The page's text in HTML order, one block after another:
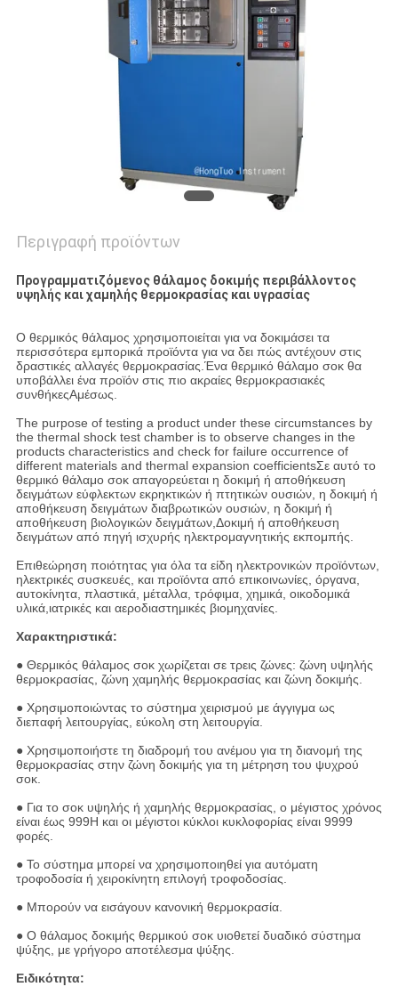
Περιγραφή προϊόντων
Προγραμματιζόμενος θάλαμος δοκιμής περιβάλλοντος
υψηλής και χαμηλής θερμοκρασίας και υγρασίας
Ο θερμικός θάλαμος χρησιμοποιείται για να δοκιμάσει τα
περισσότερα εμπορικά προϊόντα για να δει πώς αντέχουν στις
δραστικές αλλαγές θερμοκρασίας.Ένα θερμικό θάλαμο σοκ θα
υποβάλλει ένα προϊόν στις πιο ακραίες θερμοκρασιακές
συνθήκεςΑμέσως.
The purpose of testing a product under these circumstances by
the thermal shock test chamber is to observe changes in the
products characteristics and check for failure occurrence of
different materials and thermal expansion coefficientsΣε αυτό το
θερμικό θάλαμο σοκ απαγορεύεται η δοκιμή ή αποθήκευση
δειγμάτων εύφλεκτων εκρηκτικών ή πτητικών ουσιών, η δοκιμή ή
αποθήκευση δειγμάτων διαβρωτικών ουσιών, η δοκιμή ή
αποθήκευση βιολογικών δειγμάτων,Δοκιμή ή αποθήκευση
δειγμάτων από πηγή ισχυρής ηλεκτρομαγνητικής εκπομπής.
Επιθεώρηση ποιότητας για όλα τα είδη ηλεκτρονικών προϊόντων,
ηλεκτρικές συσκευές, και προϊόντα από επικοινωνίες, όργανα,
αυτοκίνητα, πλαστικά, μέταλλα, τρόφιμα, χημικά, οικοδομικά
υλικά,ιατρικές και αεροδιαστημικές βιομηχανίες.
Χαρακτηριστικά:
● Θερμικός θάλαμος σοκ χωρίζεται σε τρεις ζώνες: ζώνη υψηλής
θερμοκρασίας, ζώνη χαμηλής θερμοκρασίας και ζώνη δοκιμής.
● Χρησιμοποιώντας το σύστημα χειρισμού με άγγιγμα ως
διεπαφή λειτουργίας, εύκολη στη λειτουργία.
● Χρησιμοποιήστε τη διαδρομή του ανέμου για τη διανομή της
θερμοκρασίας στην ζώνη δοκιμής για τη μέτρηση του ψυχρού
σοκ.
● Για το σοκ υψηλής ή χαμηλής θερμοκρασίας, ο μέγιστος χρόνος
είναι έως 999H και οι μέγιστοι κύκλοι κυκλοφορίας είναι 9999
φορές.
● Το σύστημα μπορεί να χρησιμοποιηθεί για αυτόματη
τροφοδοσία ή χειροκίνητη επιλογή τροφοδοσίας.
● Μπορούν να εισάγουν κανονική θερμοκρασία.
● Ο θάλαμος δοκιμής θερμικού σοκ υιοθετεί δυαδικό σύστημα
ψύξης, με γρήγορο αποτέλεσμα ψύξης.
Ειδικότητα: